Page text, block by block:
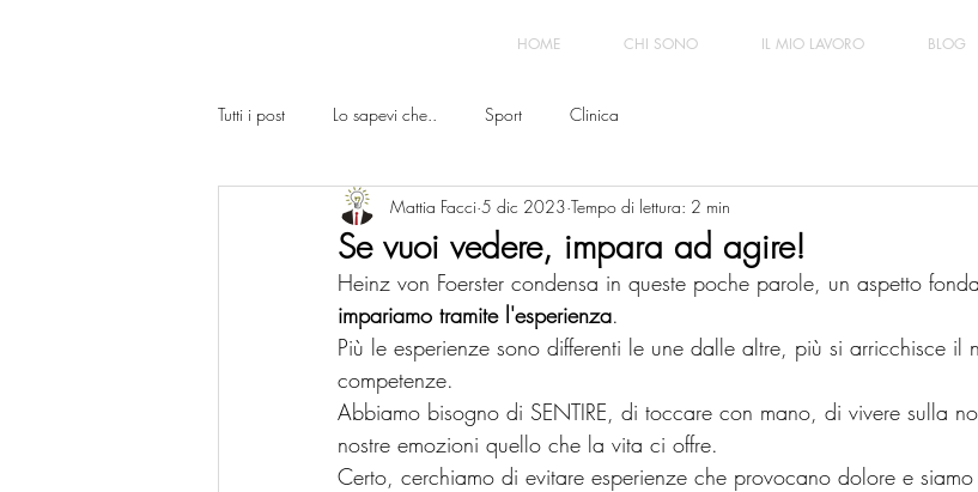
HOME CHI SONO IL MIO LAVORO BLOG
Tutti i post Lo sapevi che.. Sport Clinica
Se vuoi vedere, impara ad agire!
Mattia Facci 5 dic 2023 Tempo di lettura: 2 min
Heinz von Foerster condensa in queste poche parole, un aspetto
impariamo tramite l'esperienza.
Più le esperienze sono differenti le une dalle altre, più si arricchisce il
competenze.
Abbiamo bisogno di SENTIRE, di toccare con mano, di vivere sulla
nostre emozioni quello che la vita ci offre.
Certo, cerchiamo di evitare esperienze che provocano dolore e